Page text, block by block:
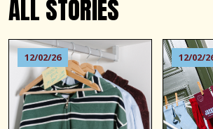
ALL STORIES
12/02/26 12/02/